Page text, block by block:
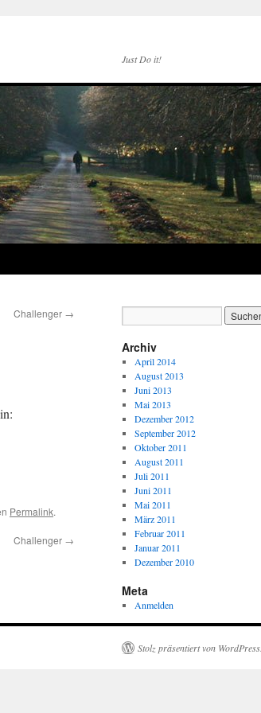
Just Do it!
Challenger →
Permalink.
Challenger →
Archiv
April 2014
August 2013
Juni 2013
Mai 2013
Dezember 2012
September 2012
Oktober 2011
August 2011
Juli 2011
Juni 2011
Mai 2011
März 2011
Februar 2011
Januar 2011
Dezember 2010
Meta
Anmelden
Stolz präsentiert von WordPress.